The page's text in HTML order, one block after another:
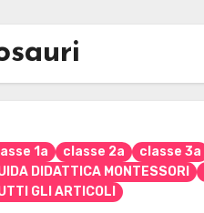
1a classe 2a classe 3a
DIDATTICA MONTESSORI
GLI ARTICOLI